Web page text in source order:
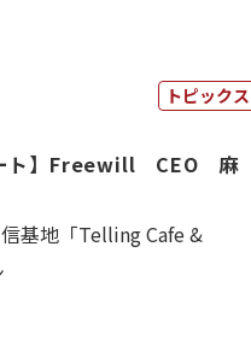
トピックス
ート】Freewill CEO 麻
基地「Telling Cafe &